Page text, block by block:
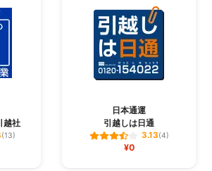
越社
(13)
日本通運
引越しは日通
3.13(4)
¥0